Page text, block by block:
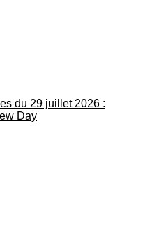
du 29 juillet 2026 :
Day